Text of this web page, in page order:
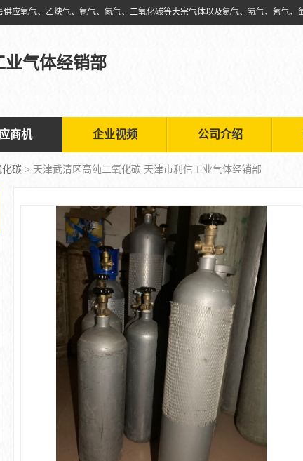
业气体经销部
商机 企业视频 公司介绍
化碳 > 天津武清区高纯二氧化碳 天津市利信工业气体经销部